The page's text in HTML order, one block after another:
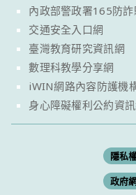
內政部警政署165防詐
交通安全入口網
臺灣教育研究資訊網
數理科教學分享網
iWIN網路內容防護機
身心障礙權利公約資
隱私
政府